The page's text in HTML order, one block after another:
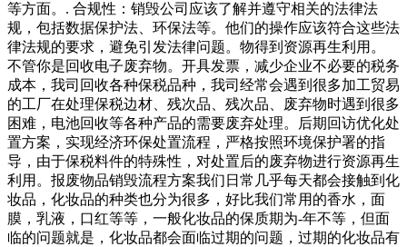
等方面。. 合规性：销毁公司应该了解并遵守相关的法律法
规，包括数据保护法、环保法等。他们的操作应该符合这些法
律法规的要求，避免引发法律问题。物得到资源再生利用。
不管你是回收电子废弃物。开具发票，减少企业不必要的税务
成本，我司回收各种保税品种，我司经常会遇到很多加工贸易
的工厂在处理保税边材、残次品、残次品、废弃物时遇到很多
困难，电池回收等各种产品的需要废弃处理。后期回访优化处
置方案，实现经济环保处置流程，严格按照环境保护署的指
导，由于保税料件的特殊性，对处置后的废弃物进行资源再生
利用。报废物品销毁流程方案我们日常几乎每天都会接触到化
妆品，化妆品的种类也分为很多，好比我们常用的香水，面
膜，乳液，口红等等，一般化妆品的保质期为-年不等，但面
临的问题就是，化妆品都会面临过期的问题，过期的化妆品有